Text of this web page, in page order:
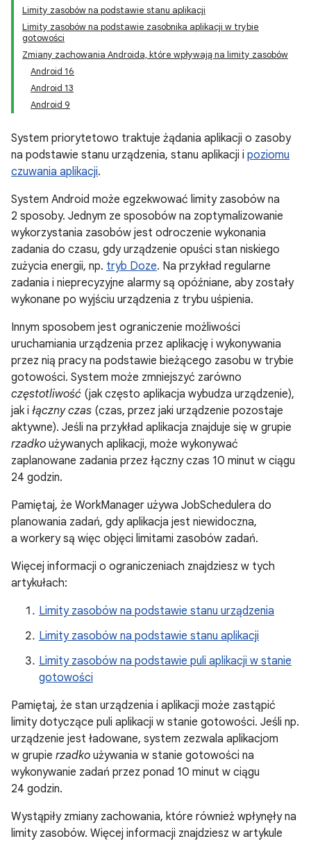
Limity zasobów na podstawie stanu aplikacji
Limity zasobów na podstawie zasobnika aplikacji w trybie
gotowości
Zmiany zachowania Androida, które wpływają na limity zasobów
Android 16
Android 13
Android 9
System priorytetowo traktuje żądania aplikacji o zasoby
na podstawie stanu urządzenia, stanu aplikacji i poziomu
czuwania aplikacji.
System Android może egzekwować limity zasobów na
2 sposoby. Jednym ze sposobów na zoptymalizowanie
wykorzystania zasobów jest odroczenie wykonania
zadania do czasu, gdy urządzenie opuści stan niskiego
zużycia energii, np. tryb Doze. Na przykład regularne
zadania i nieprecyzyjne alarmy są opóźniane, aby zostały
wykonane po wyjściu urządzenia z trybu uśpienia.
Innym sposobem jest ograniczenie możliwości
uruchamiania urządzenia przez aplikację i wykonywania
przez nią pracy na podstawie bieżącego zasobu w trybie
gotowości. System może zmniejszyć zarówno
częstotliwość (jak często aplikacja wybudza urządzenie),
jak i łączny czas (czas, przez jaki urządzenie pozostaje
aktywne). Jeśli na przykład aplikacja znajduje się w grupie
rzadko używanych aplikacji, może wykonywać
zaplanowane zadania przez łączny czas 10 minut w ciągu
24 godzin.
Pamiętaj, że WorkManager używa JobSchedulera do
planowania zadań, gdy aplikacja jest niewidoczna,
a workery są więc objęci limitami zasobów zadań.
Więcej informacji o ograniczeniach znajdziesz w tych
artykułach:
Limity zasobów na podstawie stanu urządzenia
Limity zasobów na podstawie stanu aplikacji
Limity zasobów na podstawie puli aplikacji w stanie
gotowości
Pamiętaj, że stan urządzenia i aplikacji może zastąpić
limity dotyczące puli aplikacji w stanie gotowości. Jeśli np.
urządzenie jest ładowane, system zezwala aplikacjom
w grupie rzadko używania w stanie gotowości na
wykonywanie zadań przez ponad 10 minut w ciągu
24 godzin.
Wystąpiły zmiany zachowania, które również wpłynęły na
limity zasobów. Więcej informacji znajdziesz w artykule